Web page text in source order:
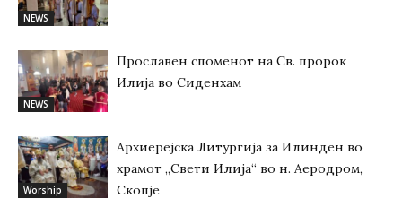
NEWS
NEWS
Прославен споменот на Св. пророк
Илија во Сиденхам
Worship
Архиерејска Литургија за Илинден во
храмот „Свети Илија“ во н. Аеродром,
Скопје